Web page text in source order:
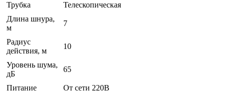
Трубка
Телескопическая
Длина шнура,
м
7
Радиус
действия, м
10
Уровень шума,
дБ
65
Питание От сети 220В